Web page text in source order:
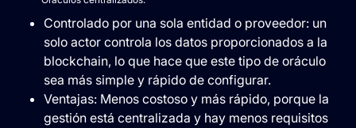
Controlado por una sola entidad o proveedor: un
solo actor controla los datos proporcionados a la
blockchain, lo que hace que este tipo de oráculo
sea más simple y rápido de configurar.
Ventajas: Menos costoso y más rápido, porque la
gestión está centralizada y hay menos requisitos